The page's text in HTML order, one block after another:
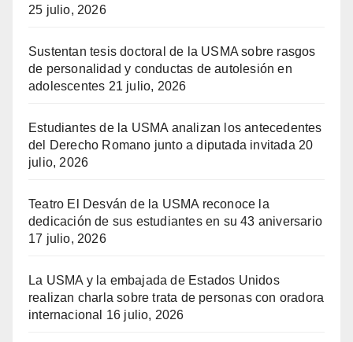
25 julio, 2026
Sustentan tesis doctoral de la USMA sobre rasgos
de personalidad y conductas de autolesión en
adolescentes 21 julio, 2026
Estudiantes de la USMA analizan los antecedentes
del Derecho Romano junto a diputada invitada 20
julio, 2026
Teatro El Desván de la USMA reconoce la
dedicación de sus estudiantes en su 43 aniversario
17 julio, 2026
La USMA y la embajada de Estados Unidos
realizan charla sobre trata de personas con oradora
internacional
16 julio, 2026